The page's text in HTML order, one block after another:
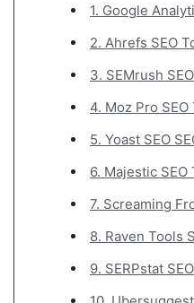
1. Google
2. Ahrefs SEO
3. SEMrush
4. Moz Pro SEO
5. Yoast SEO
6. Majestic SEO
7. Screaming
8. Raven Tools
9. SERPstat